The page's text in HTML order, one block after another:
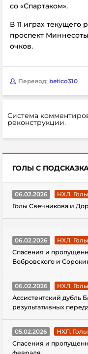
со «Спартаком».
В 11 играх
проспект
очков.
Перевод: betico310
Система
реконструкции.
ГОЛЫ С
06.02.2026
НХЛ.
Голы Свечникова и
06.02.2026
НХЛ.
Спасения и
Бобровского и
06.02.2026
НХЛ.
Ассистентский дубль
результативных
05.02.2026
НХЛ.
Спасения и